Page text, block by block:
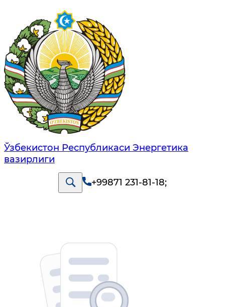
Ўзбекистон Республикаси Энергетика
вазирлиги
+99871 231-81-18;